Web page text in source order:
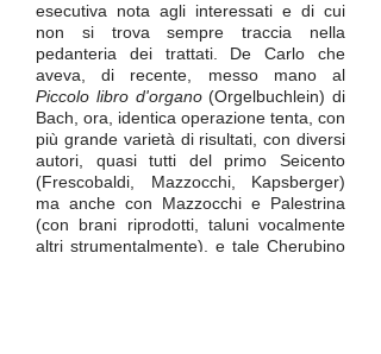
esecutiva nota agli interessati e di cui
non si trova sempre traccia nella
pedanteria dei trattati. De Carlo che
aveva, di recente, messo mano al
Piccolo libro d'organo(Orgelbuchlein) di
Bach, ora, identica operazione tenta, con
più grande varietà di risultati, con diversi
autori, quasi tutti del primo Seicento
(Frescobaldi, Mazzocchi, Kapsberger)
ma anche con Mazzocchi e Palestrina
(con brani riprodotti, taluni vocalmente
altri strumentalmente), e tale Cherubino